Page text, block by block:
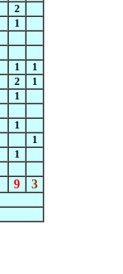
2
1
1
1
2
1
1
1
1
1
9 3